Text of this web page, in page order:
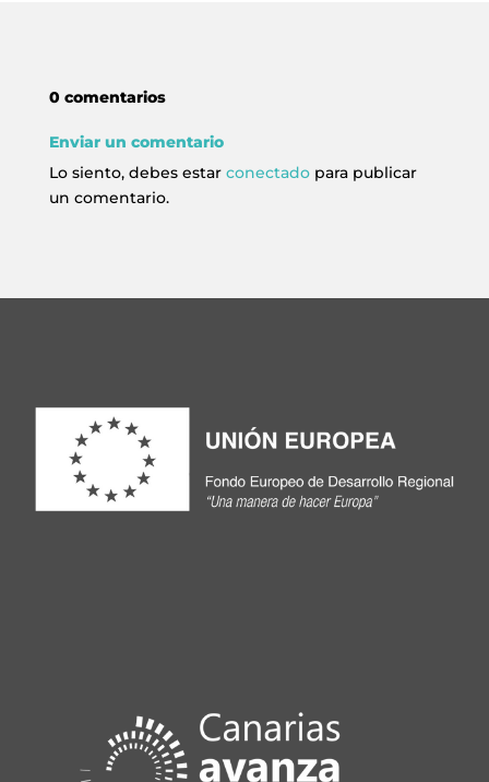
0 comentarios
Enviar un comentario
Lo siento, debes estar conectadopara publicar
un comentario.